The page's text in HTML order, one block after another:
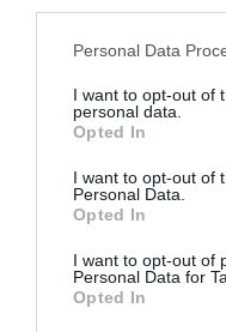
Please note that this
not limited to your visit
grant or deny consent
use your data for below
consent section.
Personal Data
I want to opt-out of
personal data.
Opted In
I want to opt-out of
Personal Data.
Opted In
I want to opt-out of
Personal Data for
Opted In
ΛΟΓΑΡΙΑΣΜΟΣ -
Παρακαλώ